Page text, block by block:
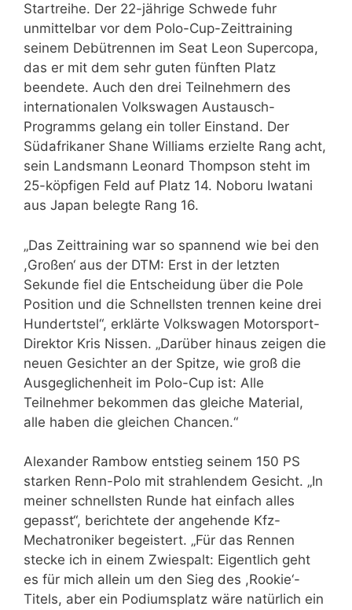
Startreihe. Der 22-jährige Schwede fuhr
unmittelbar vor dem Polo-Cup-Zeittraining
seinem Debütrennen im Seat Leon Supercopa,
das er mit dem sehr guten fünften Platz
beendete. Auch den drei Teilnehmern des
internationalen Volkswagen Austausch-
Programms gelang ein toller Einstand. Der
Südafrikaner Shane Williams erzielte Rang acht,
sein Landsmann Leonard Thompson steht im
25-köpfigen Feld auf Platz 14. Noboru Iwatani
aus Japan belegte Rang 16.
„Das Zeittraining war so spannend wie bei den
,Großen‘ aus der DTM: Erst in der letzten
Sekunde fiel die Entscheidung über die Pole
Position und die Schnellsten trennen keine drei
Hundertstel“, erklärte Volkswagen Motorsport-
Direktor Kris Nissen. „Darüber hinaus zeigen die
neuen Gesichter an der Spitze, wie groß die
Ausgeglichenheit im Polo-Cup ist: Alle
Teilnehmer bekommen das gleiche Material,
alle haben die gleichen Chancen.“
Alexander Rambow entstieg seinem 150 PS
starken Renn-Polo mit strahlendem Gesicht. „In
meiner schnellsten Runde hat einfach alles
gepasst“, berichtete der angehende Kfz-
Mechatroniker begeistert. „Für das Rennen
stecke ich in einem Zwiespalt: Eigentlich geht
es für mich allein um den Sieg des ,Rookie‘-
Titels, aber ein Podiumsplatz wäre natürlich ein